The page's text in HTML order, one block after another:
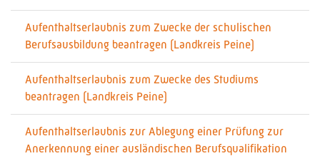
Aufenthaltserlaubnis zum Zwecke der schulischen
Berufsausbildung beantragen (Landkreis Peine)
Aufenthaltserlaubnis zum Zwecke des Studiums
beantragen (Landkreis Peine)
Aufenthaltserlaubnis zur Ablegung einer Prüfung zur
Anerkennung einer ausländischen Berufsqualifikation